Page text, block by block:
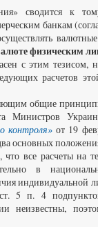
сводится к
банкам
физическим
с этим тезисом,
расчетов
общие
Министров
контроля»от 19
основных
что все расчеты на
в
индивидуальной
5 п. 4
неизвестны,